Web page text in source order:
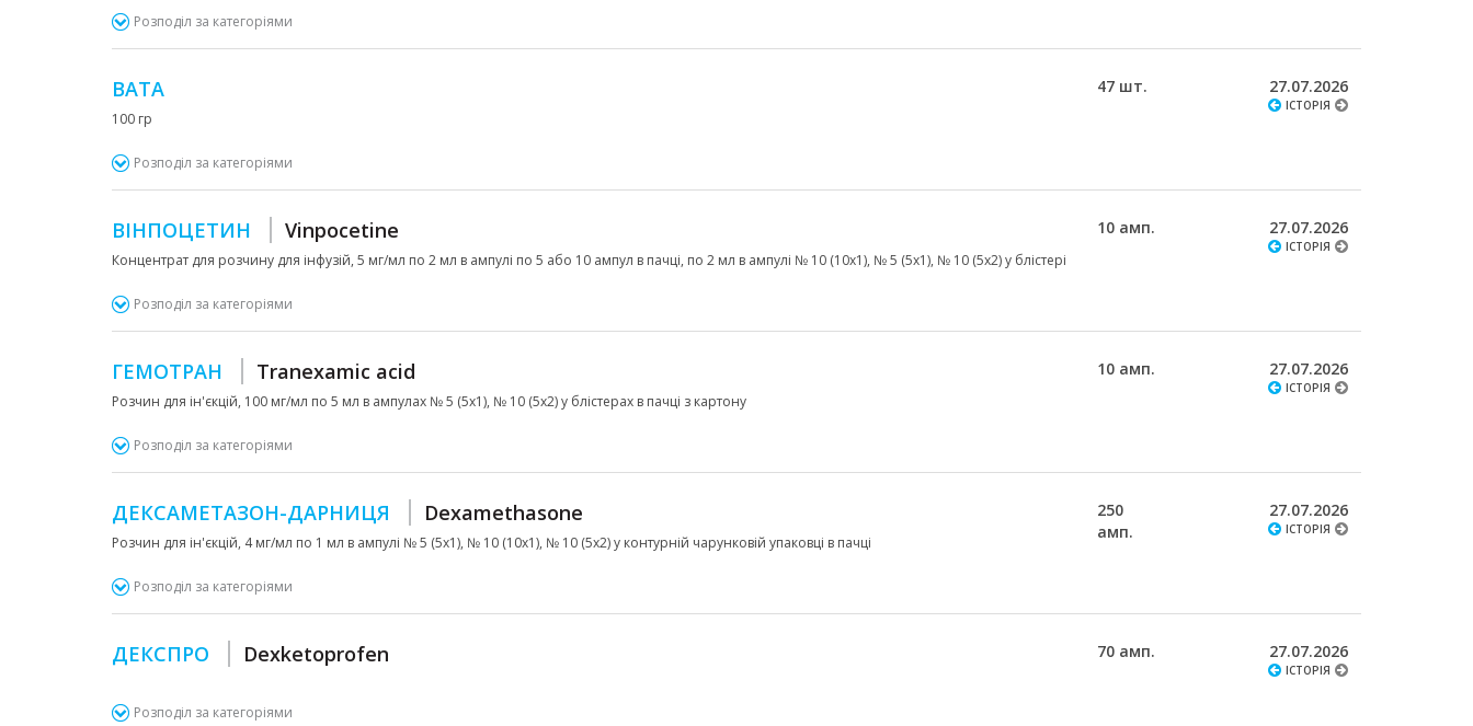
Розподіл за категоріями
ВАТА
100 гр
47 шт. 27.07.2026
ІСТОРІЯ
Розподіл за категоріями
ВІНПОЦЕТИН Vinpocetine
Концентрат для розчину для інфузій, 5 мг/мл по 2 мл в ампулі по 5 або 10 ампул в пачці, по 2 мл в ампулі № 10 (10х1), № 5 (5х1), № 10 (5х2) у блістері
10 амп. 27.07.2026
ІСТОРІЯ
Розподіл за категоріями
ГЕМОТРАН Tranexamic acid
Розчин для ін'єкцій, 100 мг/мл по 5 мл в ампулах № 5 (5х1), № 10 (5х2) у блістерах в пачці з картону
10 амп. 27.07.2026
ІСТОРІЯ
Розподіл за категоріями
ДЕКСАМЕТАЗОН-ДАРНИЦЯ Dexamethasone
Розчин для ін'єкцій, 4 мг/мл по 1 мл в ампулі № 5 (5х1), № 10 (10х1), № 10 (5х2) у контурній чарунковій упаковці в пачці
250
амп.
27.07.2026
ІСТОРІЯ
Розподіл за категоріями
ДЕКСПРО Dexketoprofen 70 амп. 27.07.2026
ІСТОРІЯ
Розподіл за категоріями